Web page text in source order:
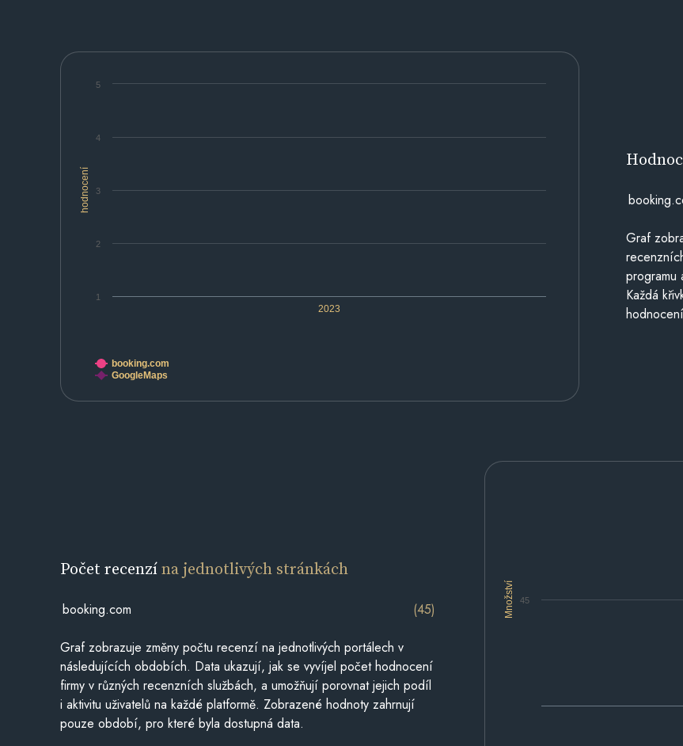
hodnocení
2023
1
2
3
4
5
booking.com
GoogleMaps
Graf
programu
Každá
Množství 45
Počet recenzína jednotlivých stránkách
booking.com (45)
Graf zobrazuje změny počtu recenzí na jednotlivých portálech v
následujících obdobích. Data ukazují, jak se vyvíjel počet hodnocení
firmy v různých recenzních službách, a umožňují porovnat jejich podíl
i aktivitu uživatelů na každé platformě. Zobrazené hodnoty zahrnují
pouze období, pro které byla dostupná data.